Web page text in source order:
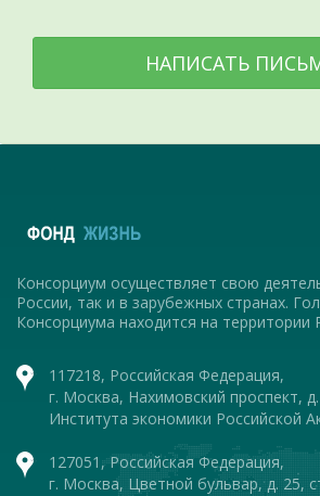
НАПИСАТЬ
Консорциум осуществляет свою
России, так и в зарубежных странах.
Консорциума находится на территории
117218, Российская Федерация,
г. Москва, Нахимовский проспект,
Института экономики Российской
127051, Российская Федерация,
г. Москва, Цветной бульвар, д. 25,